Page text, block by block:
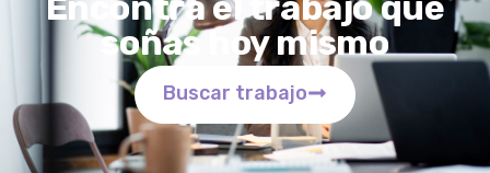
soñas hoy mismo
Buscar trabajo